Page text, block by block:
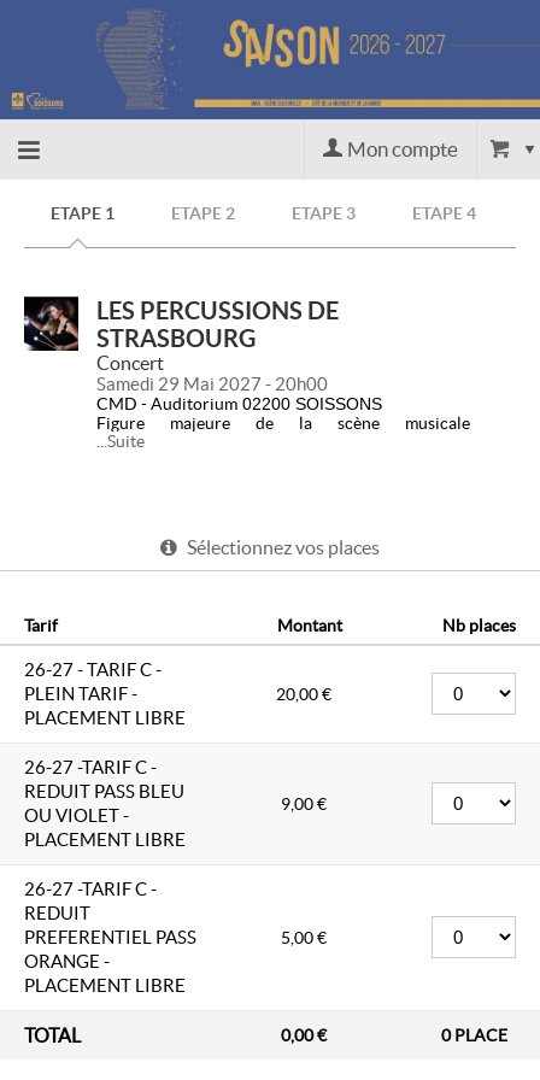
Accueil
Site
Mon compte
ETAPE 1 ETAPE 2 ETAPE 3 ETAPE 4
LES PERCUSSIONS DE
STRASBOURG
Concert
Samedi 29 Mai 2027 - 20h00
CMD - Auditorium 02200 SOISSONS
Figure majeure de la scène musicale
contemporaine, Les Percussions de Strasbourg
les grandes oeuvres du XXe siècle avec des
commandes contemporaines, porté par une même
exigence : faire vivre et renouveler le patrimoine
nouvelles formes, à la croisée des pratiques et des
de Strasbourg tissent un lien entre les oeuvres
fondatrices du répertoire, notamment celles de
Iannis Xenakis, et les écritures d'aujourd'hui. Une
passerelle sensible où la création du jeune
réinventer cet héritage.
DISTRIBUTION
Alexandre Esperet, François Papirer, Vassilena
Serafimova, Thibaut Weber,
Jaouen Rudolf Extension 110
Iannis Xenakis Pléiades
...Suite
Sélectionnez vos places
Tarif Montant Nb places
26-27 - TARIF C -
PLEIN TARIF -
PLACEMENT LIBRE
20,00 €
26-27 -TARIF C -
REDUIT PASS BLEU
OU VIOLET -
PLACEMENT LIBRE
9,00 €
26-27 -TARIF C -
REDUIT
PREFERENTIEL PASS
ORANGE -
PLACEMENT LIBRE
5,00 €
TOTAL 0,00 € 0 PLACE